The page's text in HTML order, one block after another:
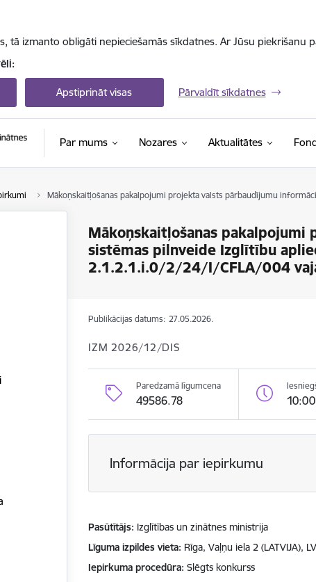
tā izmanto obligāti nepieciešamās sīkdatnes. Ar Jūsu
Apstiprināt visas Pārvaldīt sīkdatnes
Par mums Nozares Aktualitātes
Mākoņskaitļošanas pakalpojumi projekta valsts pārbaudījumu
Mākoņskaitļošanas
sistēmas pilnveide Izglītību
2.1.2.1.i.0/2/24/I/CFLA/004
Publikācijas datums: 27.05.2026.
IZM 2026/12/DIS
Paredzamā līgumcena
49586.78
Informācija par iepirkumu
Pasūtītājs Izglītības un zinātnes ministrija
Līguma izpildes vieta Rīga, Vaļņu iela 2 (LATVIJA),
Iepirkuma procedūra Slēgts konkurss